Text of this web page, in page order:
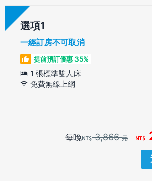
選項
一經訂房不可取消
提前預訂優惠 35%
1 張標準雙人床
免費無線上網
每晚 3,866元